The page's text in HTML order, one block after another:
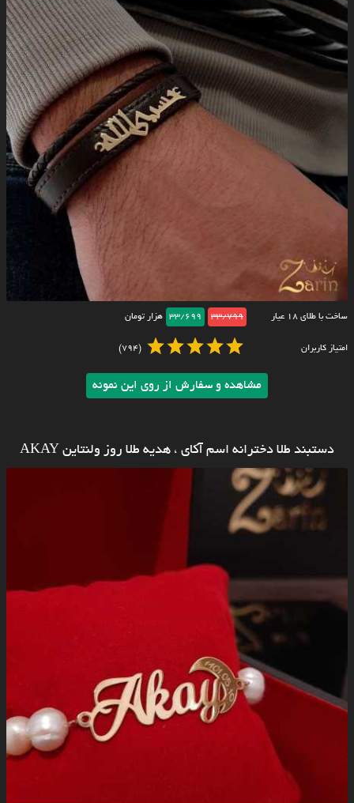
ساخت با طلای ۱۸ عیار 33/799
33/699 هزار تومان
امتیاز کاربران (794)
مشاهده و سفارش از روی این نمونه
دستبند طلا دخترانه اسم آکای ، هدیه طلا روز ولنتاین AKAY